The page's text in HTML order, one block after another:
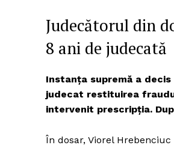
Judecătorul din
8 ani de judecată
Instanța supremă a
judecat restituirea
intervenit prescripția.
În dosar, Viorel